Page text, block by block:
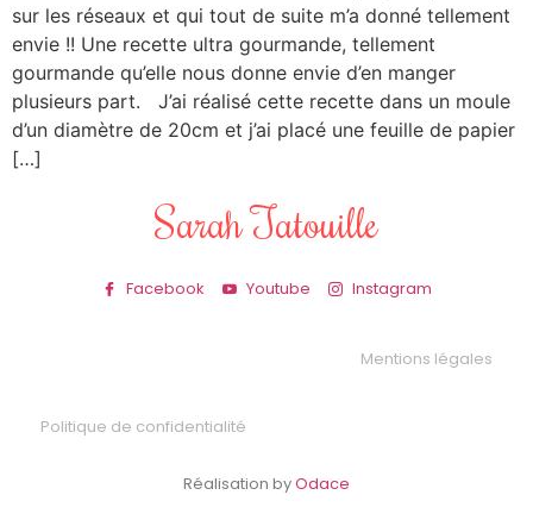
sur les réseaux et qui tout de suite m’a donné tellement
envie !! Une recette ultra gourmande, tellement
gourmande qu’elle nous donne envie d’en manger
plusieurs part. J’ai réalisé cette recette dans un moule
d’un diamètre de 20cm et j’ai placé une feuille de papier
[…]
Sarah Tatouille
Facebook Youtube Instagram
Mentions légales
Politique de confidentialité
Réalisation byOdace